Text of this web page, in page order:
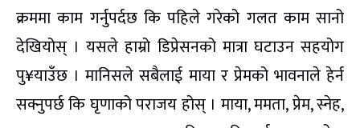
क्रममा काम गर्नुपर्दछ कि पहिले गरेको गलत काम सानो
देखियोस् । यसले हाम्रो डिप्रेसनको मात्रा घटाउन सहयोग
पु¥याउँछ । मानिसले सबैलाई माया र प्रेमको भावनाले हेर्न
सक्नुपर्छ कि घृणाको पराजय होस् । माया, ममता, प्रेम, स्नेह,